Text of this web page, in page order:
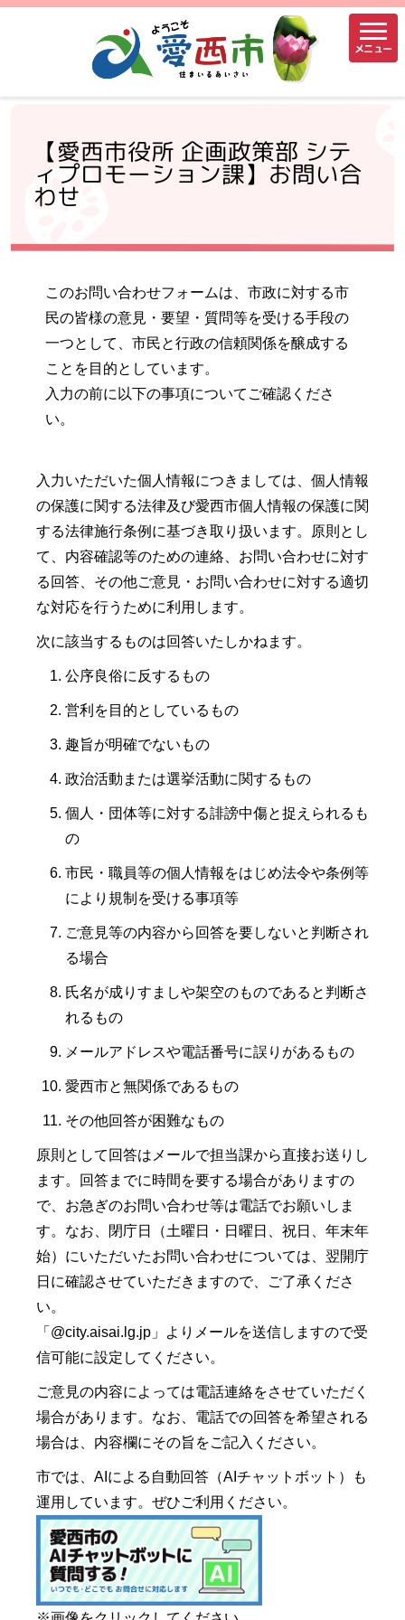
メニュー
【愛西市役所 企画政策部 シテ
ィプロモーション課】お問い合
わせ
このお問い合わせフォームは、市政に対する市
民の皆様の意見・要望・質問等を受ける手段の
一つとして、市民と行政の信頼関係を醸成する
ことを目的としています。
入力の前に以下の事項についてご確認くださ
い。
入力いただいた個人情報につきましては、個人情報
の保護に関する法律及び愛西市個人情報の保護に関
する法律施行条例に基づき取り扱います。原則とし
て、内容確認等のための連絡、お問い合わせに対す
る回答、その他ご意見・お問い合わせに対する適切
な対応を行うために利用します。
次に該当するものは回答いたしかねます。
公序良俗に反するもの
営利を目的としているもの
趣旨が明確でないもの
政治活動または選挙活動に関するもの
個人・団体等に対する誹謗中傷と捉えられるも
の
市民・職員等の個人情報をはじめ法令や条例等
により規制を受ける事項等
ご意見等の内容から回答を要しないと判断され
る場合
氏名が成りすましや架空のものであると判断さ
れるもの
メールアドレスや電話番号に誤りがあるもの
愛西市と無関係であるもの
その他回答が困難なもの
原則として回答はメールで担当課から直接お送りし
ます。回答までに時間を要する場合がありますの
で、お急ぎのお問い合わせ等は電話でお願いしま
す。なお、閉庁日（土曜日・日曜日、祝日、年末年
始）にいただいたお問い合わせについては、翌開庁
日に確認させていただきますので、ご了承くださ
い。
「@city.aisai.lg.jp」よりメールを送信しますので受
信可能に設定してください。
ご意見の内容によっては電話連絡をさせていただく
場合があります。なお、電話での回答を希望される
場合は、内容欄にその旨をご記入ください。
市では、AIによる自動回答（AIチャットボット）も
運用しています。ぜひご利用ください。